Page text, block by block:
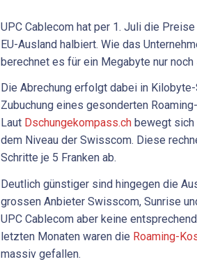
UPC Cablecom hat per 1. Juli die
EU-Ausland halbiert. Wie das
berechnet es für ein Megabyte nur noch
Die Abrechung erfolgt dabei in
Zubuchung eines gesonderten
Laut Dschungekompass.ch bewegt sich
dem Niveau der Swisscom. Diese
Schritte je 5 Franken ab.
Deutlich günstiger sind hingegen die
grossen Anbieter Swisscom, Sunrise
UPC Cablecom aber keine
letzten Monaten waren die Roaming-
massiv gefallen.